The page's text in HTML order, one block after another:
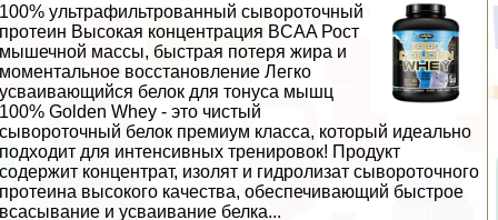
100% ультрафильтрованный сывороточный
протеин Высокая концентрация BCAA Рост
мышечной массы, быстрая потеря жира и
моментальное восстановление Легко
усваивающийся белок для тонуса мышц
100% Golden Whey - это чистый
сывороточный белок премиум класса, который идеально
подходит для интенсивных тренировок! Продукт
содержит концентрат, изолят и гидролизат сывороточного
протеина высокого качества, обеспечивающий быстрое
всасывание и усваивание белка...